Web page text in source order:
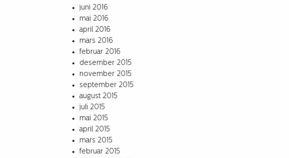
juni 2016
mai 2016
april 2016
mars 2016
februar 2016
desember 2015
november 2015
september 2015
august 2015
juli 2015
mai 2015
april 2015
mars 2015
februar 2015